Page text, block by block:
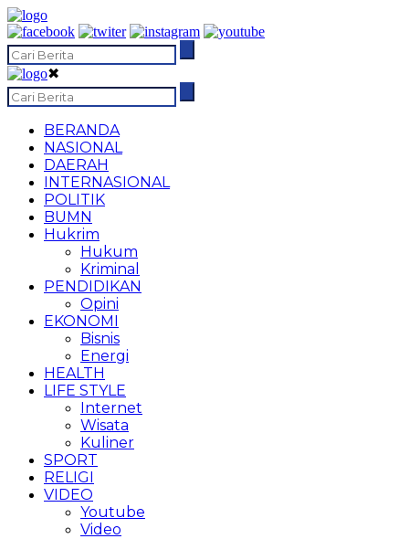
✖
BERANDA
NASIONAL
DAERAH
INTERNASIONAL
POLITIK
BUMN
Hukrim
Hukum
Kriminal
PENDIDIKAN
Opini
EKONOMI
Bisnis
Energi
HEALTH
LIFE STYLE
Internet
Wisata
Kuliner
SPORT
RELIGI
VIDEO
Youtube
Video